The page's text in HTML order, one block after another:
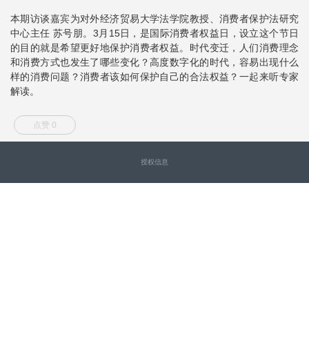
本期访谈嘉宾为对外经济贸易大学法学院教授、消费者保护法研究
中心主任 苏号朋。3月15日，是国际消费者权益日，设立这个节日
的目的就是希望更好地保护消费者权益。时代变迁，人们消费理念
和消费方式也发生了哪些变化？高度数字化的时代，容易出现什么
样的消费问题？消费者该如何保护自己的合法权益？一起来听专家
解读。
点赞 0
授权信息